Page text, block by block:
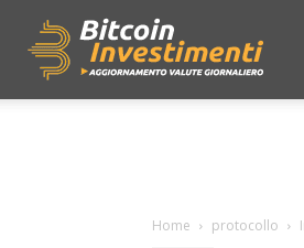
Home protocollo